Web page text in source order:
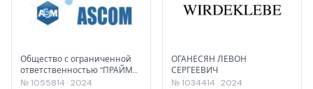
Общество с ограниченной
ответственностью "ПРАЙМ
ХЕМИ"
№ 1055814 · 2024
ОГАНЕСЯН ЛЕВОН
СЕРГЕЕВИЧ
№ 1034414 · 2024